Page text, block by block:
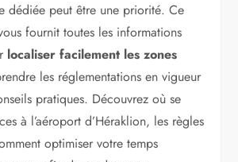
dédiée peut être une priorité. Ce
fournit toutes les informations
localiser facilement les zones
les réglementations en vigueur
pratiques. Découvrez où se
à l’aéroport d’Héraklion, les règles
optimiser votre temps